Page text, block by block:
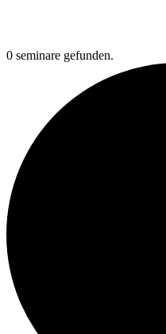
0 seminare gefunden.